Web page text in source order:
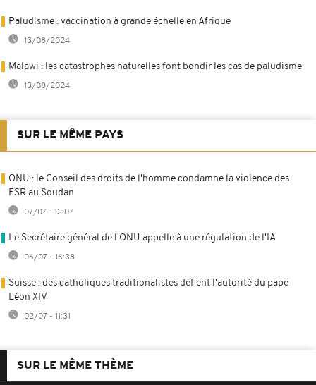
Paludisme : vaccination à grande échelle en Afrique
13/08/2024
Malawi : les catastrophes naturelles font bondir les cas de paludisme
13/08/2024
SUR LE MÊME PAYS
ONU : le Conseil des droits de l'homme condamne la violence des
FSR au Soudan
07/07 - 12:07
Le Secrétaire général de l'ONU appelle à une régulation de l'IA
06/07 - 16:38
Suisse : des catholiques traditionalistes défient l'autorité du pape
Léon XIV
02/07 - 11:31
SUR LE MÊME THÈME